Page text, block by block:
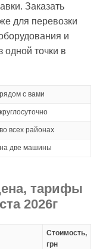
Заказать
для перевозки
и
одной точки в
рядом с вами
круглосуточно
во всех районах
на две машины
тарифы
2026г
Стоимость,
грн